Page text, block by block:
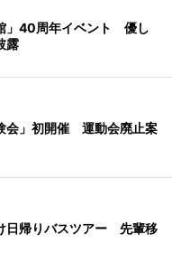
」40周年イベント 優し
露
会」初開催 運動会廃止案
日帰りバスツアー 先輩移